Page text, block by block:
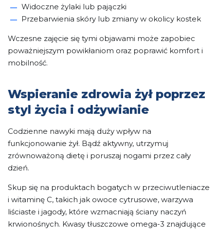
Widoczne żylaki lub pajączki
Przebarwienia skóry lub zmiany w okolicy kostek
Wczesne zajęcie się tymi objawami może zapobiec
poważniejszym powikłaniom oraz poprawić komfort i
mobilność.
Wspieranie zdrowia żył poprzez
styl życia i odżywianie
Codzienne nawyki mają duży wpływ na
funkcjonowanie żył. Bądź aktywny, utrzymuj
zrównoważoną dietę i poruszaj nogami przez cały
dzień.
Skup się na produktach bogatych w przeciwutleniacze
i witaminę C, takich jak owoce cytrusowe, warzywa
liściaste i jagody, które wzmacniają ściany naczyń
krwionośnych. Kwasy tłuszczowe omega-3 znajdujące